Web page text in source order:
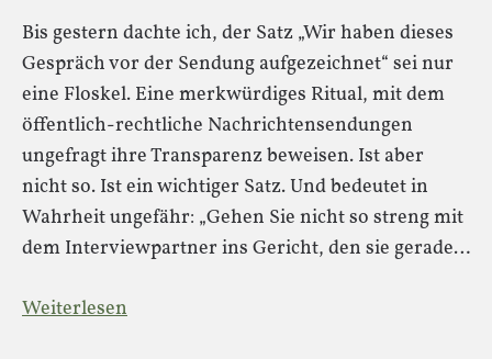
Bis gestern dachte ich, der Satz „Wir haben dieses
Gespräch vor der Sendung aufgezeichnet“ sei nur
eine Floskel. Eine merkwürdiges Ritual, mit dem
öffentlich-rechtliche Nachrichtensendungen
ungefragt ihre Transparenz beweisen. Ist aber
nicht so. Ist ein wichtiger Satz. Und bedeutet in
Wahrheit ungefähr: „Gehen Sie nicht so streng mit
dem Interviewpartner ins Gericht, den sie gerade…
Weiterlesen